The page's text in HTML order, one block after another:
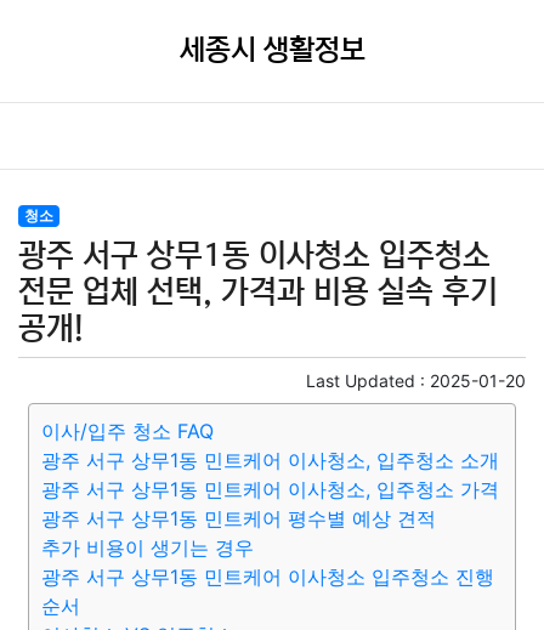
세종시 생활정보
청소
광주 서구 상무1동 이사청소 입주청소
전문 업체 선택, 가격과 비용 실속 후기
공개!
Last Updated : 2025-01-20
이사/입주 청소 FAQ
광주 서구 상무1동 민트케어 이사청소, 입주청소 소개
광주 서구 상무1동 민트케어 이사청소, 입주청소 가격
광주 서구 상무1동 민트케어 평수별 예상 견적
추가 비용이 생기는 경우
광주 서구 상무1동 민트케어 이사청소 입주청소 진행
순서